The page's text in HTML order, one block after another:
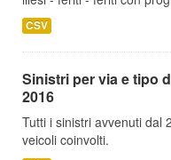
CSV
Sinistri per via e tipo
2016
Tutti i sinistri avvenuti dal
veicoli coinvolti.